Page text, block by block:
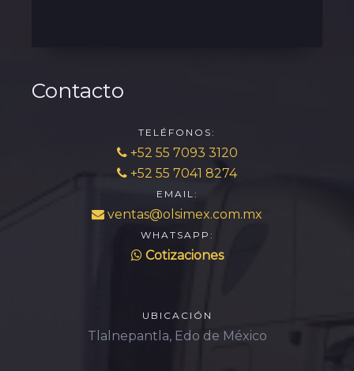
Contacto
TELÉFONOS:
+52 55 7093 3120
+52 55 7041 8274
EMAIL:
ventas@olsimex.com.mx
WHATSAPP:
Cotizaciones
UBICACIÓN
Tlalnepantla, Edo de México